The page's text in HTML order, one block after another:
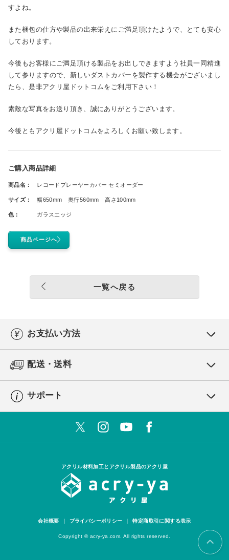
すよね。
また梱包の仕方や製品の出来栄えにご満足頂けたようで、とても安心
しております。
今後もお客様にご満足頂ける製品をお出しできますよう社員一同精進
して参りますので、新しいダストカバーを製作する機会がございまし
たら、是非アクリ屋ドットコムをご利用下さい！
素敵な写真をお送り頂き、誠にありがとうございます。
今後ともアクリ屋ドットコムをよろしくお願い致します。
ご購入商品詳細
商品名： レコードプレーヤーカバー セミオーダー
サイズ： 幅650mm 奥行560mm 高さ100mm
色： ガラスエッジ
商品ページへ
一覧へ戻る
お支払い方法
配送・送料
サポート
アクリル材料加工とアクリル製品のアクリ屋
会社概要 プライバシーポリシー 特定商取引に関する表示
Copyright © acry-ya.com. All rights reserved.